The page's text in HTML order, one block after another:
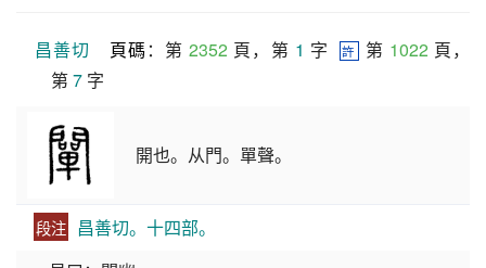
昌善切 頁碼 ：第 2352 頁，第 1 字 許 第 1022 頁，
第 7 字
開也。从門。單聲。
段注 昌善切。十四部。